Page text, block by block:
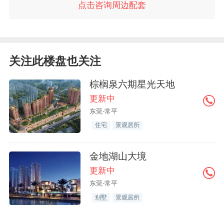
点击咨询周边配套
关注此楼盘也关注
棕榈泉六期星光天地
更新中
东莞-常平
住宅 景观居所
金地湖山大境
更新中
东莞-常平
别墅 景观居所